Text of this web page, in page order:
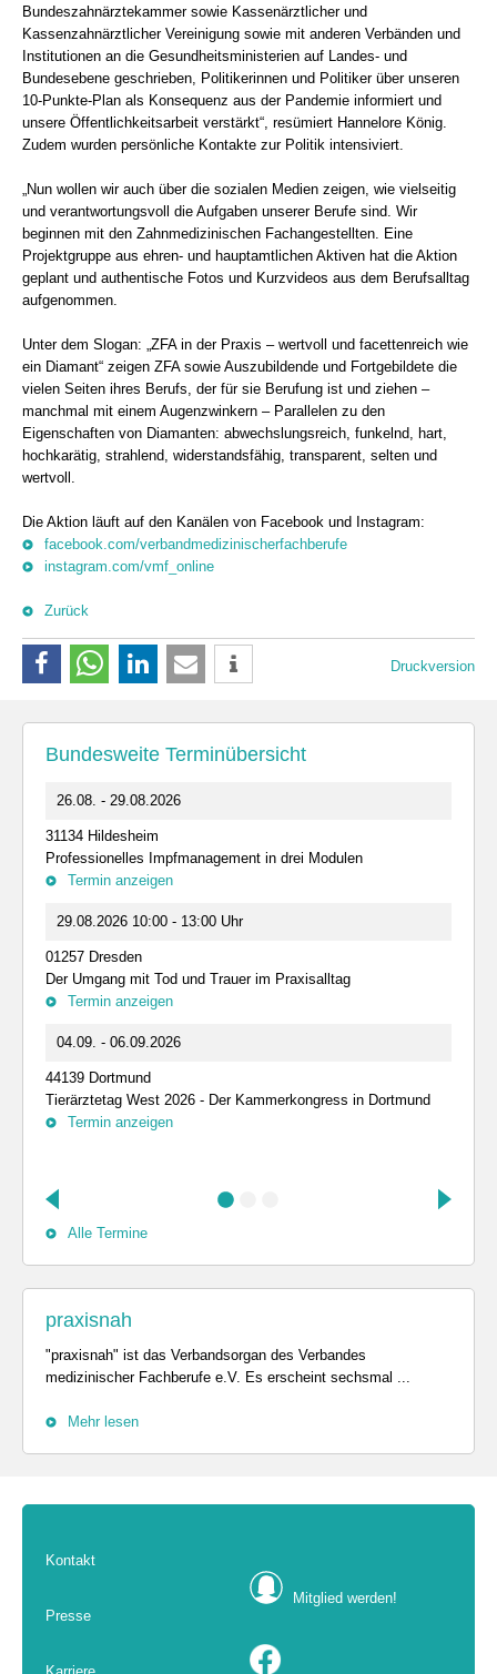
Bundeszahnärztekammer sowie Kassenärztlicher und
Kassenzahnärztlicher Vereinigung sowie mit anderen Verbänden und
Institutionen an die Gesundheitsministerien auf Landes- und
Bundesebene geschrieben, Politikerinnen und Politiker über unseren
10-Punkte-Plan als Konsequenz aus der Pandemie informiert und
unsere Öffentlichkeitsarbeit verstärkt“, resümiert Hannelore König.
Zudem wurden persönliche Kontakte zur Politik intensiviert.
„Nun wollen wir auch über die sozialen Medien zeigen, wie vielseitig
und verantwortungsvoll die Aufgaben unserer Berufe sind. Wir
beginnen mit den Zahnmedizinischen Fachangestellten. Eine
Projektgruppe aus ehren- und hauptamtlichen Aktiven hat die Aktion
geplant und authentische Fotos und Kurzvideos aus dem Berufsalltag
aufgenommen.
Unter dem Slogan: „ZFA in der Praxis – wertvoll und facettenreich wie
ein Diamant“ zeigen ZFA sowie Auszubildende und Fortgebildete die
vielen Seiten ihres Berufs, der für sie Berufung ist und ziehen –
manchmal mit einem Augenzwinkern – Parallelen zu den
Eigenschaften von Diamanten: abwechslungsreich, funkelnd, hart,
hochkarätig, strahlend, widerstandsfähig, transparent, selten und
wertvoll.
Die Aktion läuft auf den Kanälen von Facebook und Instagram:
facebook.com/verbandmedizinischerfachberufe
instagram.com/vmf_online
Zurück
Druckversion
Bundesweite Terminübersicht
26.08. - 29.08.2026
31134 Hildesheim
Professionelles Impfmanagement in drei Modulen
Termin anzeigen
29.08.2026 10:00 - 13:00 Uhr
01257 Dresden
Der Umgang mit Tod und Trauer im Praxisalltag
Termin anzeigen
04.09. - 06.09.2026
44139 Dortmund
Tierärztetag West 2026 - Der Kammerkongress in Dortmund
Termin anzeigen
Alle Termine
praxisnah
"praxisnah" ist das Verbandsorgan des Verbandes
medizinischer Fachberufe e.V. Es erscheint sechsmal ...
Mehr lesen
Kontakt
Presse
Mitglied werden!